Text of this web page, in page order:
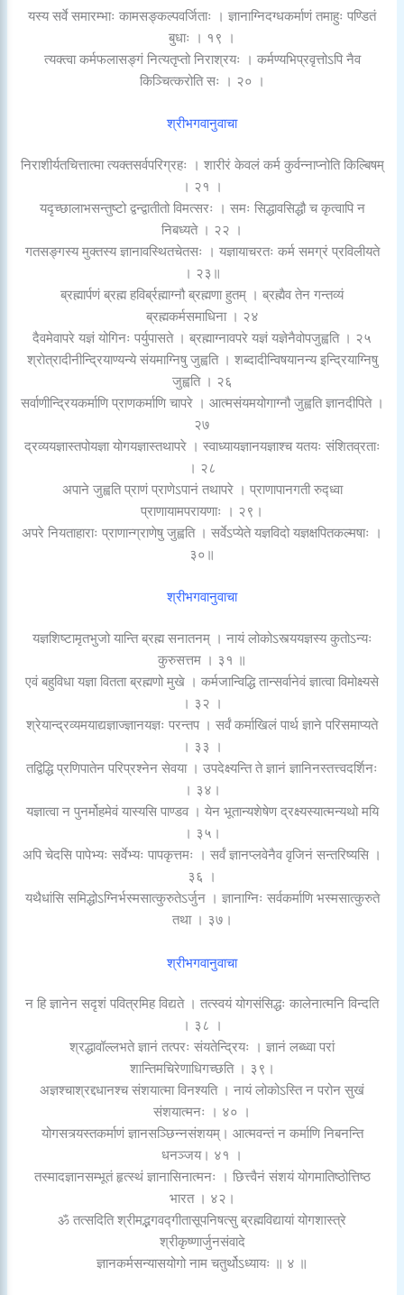
यस्य सर्वे समारम्भाः कामसङ्कल्पवर्जिताः । ज्ञानाग्निदग्धकर्माणं तमाहुः पण्डितं
बुधाः । १९ ।
त्यक्त्वा कर्मफलासङ्गं नित्यतृप्तो निराश्रयः । कर्मण्यभिप्रवृत्तोऽपि नैव
किञ्चित्करोति सः । २० ।
श्रीभगवानुवाचा
निराशीर्यतचित्तात्मा त्यक्तसर्वपरिग्रहः । शारीरं केवलं कर्म कुर्वन्नाप्नोति किल्बिषम्
। २१ ।
यदृच्छालाभसन्तुष्टो द्वन्द्वातीतो विमत्सरः । समः सिद्धावसिद्धौ च कृत्वापि न
निबध्यते । २२ ।
गतसङ्गस्य मुक्तस्य ज्ञानावस्थितचेतसः । यज्ञायाचरतः कर्म समग्रं प्रविलीयते
। २३॥
ब्रह्मार्पणं ब्रह्म हविर्ब्रह्माग्नौ ब्रह्मणा हुतम् । ब्रह्मैव तेन गन्तव्यं
ब्रह्मकर्मसमाधिना । २४
दैवमेवापरे यज्ञं योगिनः पर्युपासते । ब्रह्माग्नावपरे यज्ञं यज्ञेनैवोपजुह्वति । २५
श्रोत्रादीनीन्द्रियाण्यन्ये संयमाग्निषु जुह्वति । शब्दादीन्विषयानन्य इन्द्रियाग्निषु
जुह्वति । २६
सर्वाणीन्द्रियकर्माणि प्राणकर्माणि चापरे । आत्मसंयमयोगाग्नौ जुह्वति ज्ञानदीपिते ।
२७
द्रव्ययज्ञास्तपोयज्ञा योगयज्ञास्तथापरे । स्वाध्यायज्ञानयज्ञाश्च यतयः संशितव्रताः
। २८
अपाने जुह्वति प्राणं प्राणेऽपानं तथापरे । प्राणापानगती रुद्ध्वा
प्राणायामपरायणाः । २९।
अपरे नियताहाराः प्राणान्ग्राणेषु जुह्वति । सर्वेऽप्येते यज्ञविदो यज्ञक्षपितकल्मषाः ।
३०॥
श्रीभगवानुवाचा
यज्ञशिष्टामृतभुजो यान्ति ब्रह्म सनातनम् । नायं लोकोऽस्त्ययज्ञस्य कुतोऽन्यः
कुरुसत्तम । ३१ ॥
एवं बहुविधा यज्ञा वितता ब्रह्मणो मुखे । कर्मजान्विद्धि तान्सर्वानेवं ज्ञात्वा विमोक्ष्यसे
। ३२ ।
श्रेयान्द्रव्यमयाद्यज्ञाज्ज्ञानयज्ञः परन्तप । सर्वं कर्माखिलं पार्थ ज्ञाने परिसमाप्यते
। ३३ ।
तद्विद्धि प्रणिपातेन परिप्रश्नेन सेवया । उपदेक्ष्यन्ति ते ज्ञानं ज्ञानिनस्तत्त्वदर्शिनः
। ३४।
यज्ञात्वा न पुनर्मोहमेवं यास्यसि पाण्डव । येन भूतान्यशेषेण द्रक्ष्यस्यात्मन्यथो मयि
। ३५।
अपि चेदसि पापेभ्यः सर्वेभ्यः पापकृत्तमः । सर्वं ज्ञानप्लवेनैव वृजिनं सन्तरिष्यसि ।
३६ ।
यथैधांसि समिद्धोऽग्निर्भस्मसात्कुरुतेऽर्जुन । ज्ञानाग्निः सर्वकर्माणि भस्मसात्कुरुते
तथा । ३७।
श्रीभगवानुवाचा
न हि ज्ञानेन सदृशं पवित्रमिह विद्यते । तत्स्वयं योगसंसिद्धः कालेनात्मनि विन्दति
। ३८ ।
श्रद्धावॉल्लभते ज्ञानं तत्परः संयतेन्द्रियः । ज्ञानं लब्ध्वा परां
शान्तिमचिरेणाधिगच्छति । ३९।
अज्ञश्चाश्रद्दधानश्च संशयात्मा विनश्यति । नायं लोकोऽस्ति न परोन सुखं
संशयात्मनः । ४० ।
योगसत्र्यस्तकर्माणं ज्ञानसञ्छिन्नसंशयम्। आत्मवन्तं न कर्माणि निबनन्ति
धनञ्जय। ४१ ।
तस्मादज्ञानसम्भूतं हृत्स्थं ज्ञानासिनात्मनः । छित्त्वैनं संशयं योगमातिष्ठोत्तिष्ठ
भारत । ४२।
ॐ तत्सदिति श्रीमद्भगवद्गीतासूपनिषत्सु ब्रह्मविद्यायां योगशास्त्रे
श्रीकृष्णार्जुनसंवादे
ज्ञानकर्मसन्यासयोगो नाम चतुर्थोऽध्यायः ॥ ४ ॥